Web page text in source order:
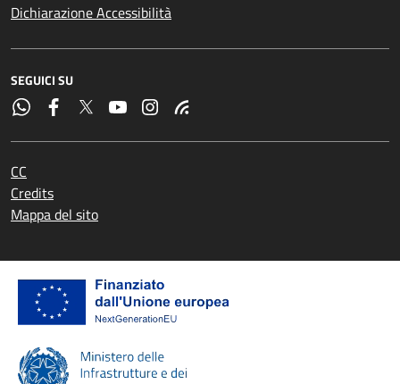
Dichiarazione Accessibilità
SEGUICI SU
CC
Credits
Mappa del sito